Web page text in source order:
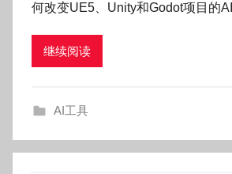
g
何改变UE5、Unity和Godot项目的AI
继续阅读
AI工具